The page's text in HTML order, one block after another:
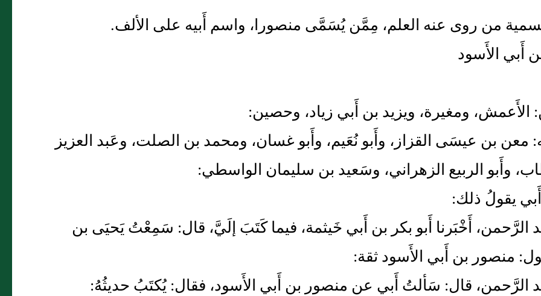
من روى عنه العلم، مِمَّن يُسَمَّى منصورا، واسم أَبيه على الألف.
أَبي الأَسود
ومغيرة، ويزيد بن أَبي زياد، وحصين:
معن بن عيسَى القزاز، وأَبو نُعَيم، وأَبو غسان، ومحمد بن الصلت، وعَبد العزيز
وأَبو الربيع الزهراني، وسَعيد بن سليمان الواسطي:
يقولُ ذلك:
الرَّحمن، أَخْبَرنا أَبو بكر بن أَبي خَيثمة، فيما كَتَبَ إلَيَّ، قال: سَمِعْتُ يَحيَى بن
منصور بن أَبي الأَسود ثقة:
الرَّحمن، قال: سَألتُ أَبي عن منصور بن أَبي الأَسود، فقال: يُكتَبُ حديثُهُ: